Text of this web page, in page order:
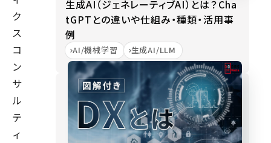
ク
ス
コ
ン
サ
ル
テ
ィ
生成AI（ジェネレーティブAI）とは？Cha
tGPTとの違いや仕組み・種類・活用事
例
AI/機械学習 生成AI/LLM